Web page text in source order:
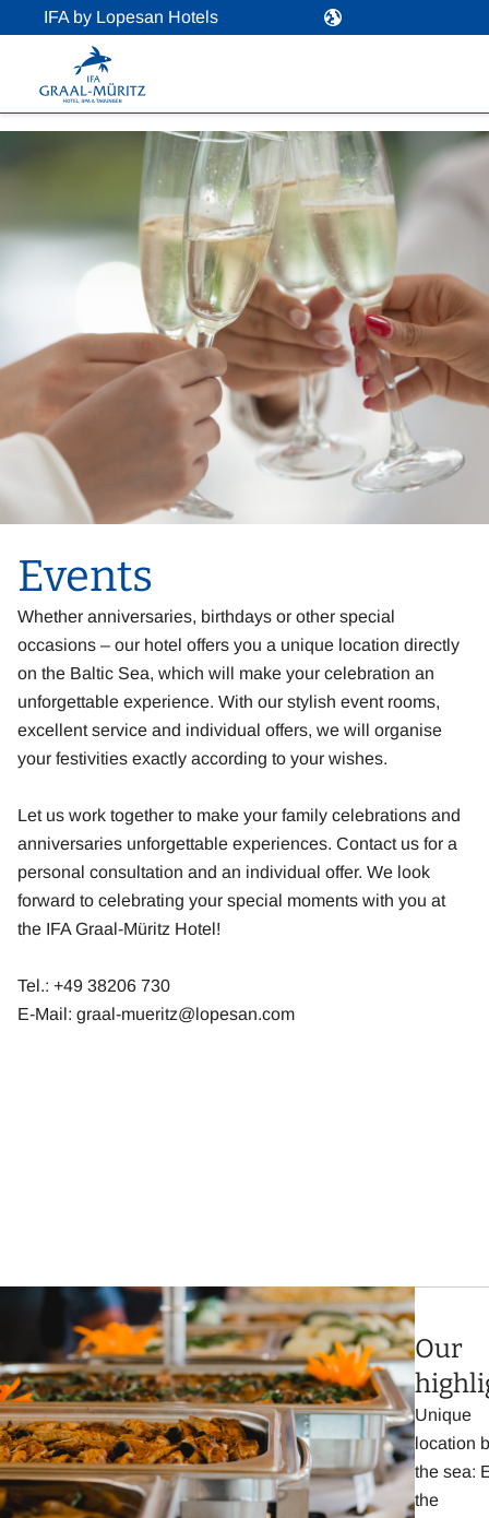
IFA by Lopesan Hotels
Events
Whether anniversaries, birthdays or other special
occasions – our hotel offers you a unique location directly
on the Baltic Sea, which will make your celebration an
unforgettable experience. With our stylish event rooms,
excellent service and individual offers, we will organise
your festivities exactly according to your wishes.
Let us work together to make your family celebrations and
anniversaries unforgettable experiences. Contact us for a
personal consultation and an individual offer. We look
forward to celebrating your special moments with you at
the IFA Graal-Müritz Hotel!
Tel.: +49 38206 730
E-Mail: graal-mueritz@lopesan.com
Our
Unique
location
the sea:
the